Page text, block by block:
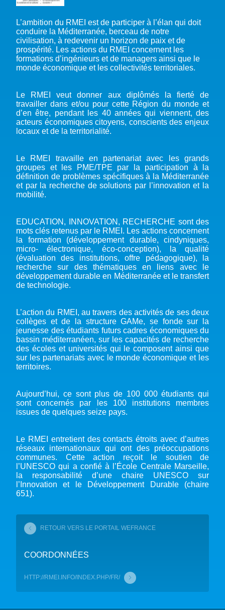
NOTRE VISION
LES MEMBRES DU PFE
RÈGLEMENT DES COTISATIONS DES MEMBRES
DEVENIR MEMBRE
NOTRE GOUVERNANCE
NOTRE SECRÉTARIAT
EAU & CLIMAT
BIODIVERSITÉ AQUATIQUE ET SOLUTIONS FONDÉES SUR LA NATURE
ACCÈS À LA WASH DANS LES CONTEXTES DE CRISES ET FRAGILITÉS
WASH ROAD MAP
EAUX, SOLS, AGROÉCOLOGIE ET SÉCURITÉ ALIMENTAIRE
ÉVÉNEMENTS
COP29 CLIMAT – BAKOU 2024
FORUM URBAIN MONDIAL – LE CAIRE 2024
FORUM MONDIAL DE L’EAU – BALI 2024
COP28 CLIMAT – DUBAÏ 2023
CONFÉRENCE ONU SUR L’EAU – NEW YORK 2023
PRESSE
L’ambition du RMEI est de participer à l’élan qui doit
conduire la Méditerranée, berceau de notre
civilisation, à redevenir un horizon de paix et de
prospérité. Les actions du RMEI concernent les
formations d’ingénieurs et de managers ainsi que le
monde économique et les collectivités territoriales.
Le RMEI veut donner aux diplômés la fierté de
travailler dans et/ou pour cette Région du monde et
d’en être, pendant les 40 années qui viennent, des
acteurs économiques citoyens, conscients des enjeux
locaux et de la territorialité.
Le RMEI travaille en partenariat avec les grands
groupes et les PME/TPE par la participation à la
définition de problèmes spécifiques à la Méditerranée
et par la recherche de solutions par l’innovation et la
mobilité.
EDUCATION, INNOVATION, RECHERCHE sont des
mots clés retenus par le RMEI. Les actions concernent
la formation (développement durable, cindyniques,
micro- électronique, éco-conception), la qualité
(évaluation des institutions, offre pédagogique), la
recherche sur des thématiques en liens avec le
développement durable en Méditerranée et le transfert
de technologie.
L’action du RMEI, au travers des activités de ses deux
collèges et de la structure GAMe, se fonde sur la
jeunesse des étudiants futurs cadres économiques du
bassin méditerranéen, sur les capacités de recherche
des écoles et universités qui le composent ainsi que
sur les partenariats avec le monde économique et les
territoires.
Aujourd’hui, ce sont plus de 100 000 étudiants qui
sont concernés par les 100 institutions membres
issues de quelques seize pays.
Le RMEI entretient des contacts étroits avec d’autres
réseaux internationaux qui ont des préoccupations
communes. Cette action reçoit le soutien de
l’UNESCO qui a confié à l’École Centrale Marseille,
la responsabilité d’une chaire UNESCO sur
l’Innovation et le Développement Durable (chaire
651).
RETOUR VERS LE PORTAIL WEFRANCE
COORDONNÉES
HTTP://RMEI.INFO/INDEX.PHP/FR/